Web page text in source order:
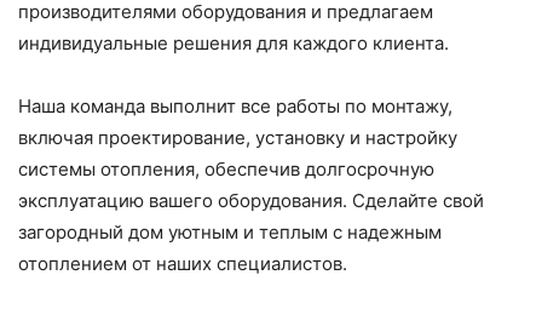
производителями оборудования и предлагаем
индивидуальные решения для каждого клиента.
Наша команда выполнит все работы по монтажу,
включая проектирование, установку и настройку
системы отопления, обеспечив долгосрочную
эксплуатацию вашего оборудования. Сделайте свой
загородный дом уютным и теплым с надежным
отоплением от наших специалистов.